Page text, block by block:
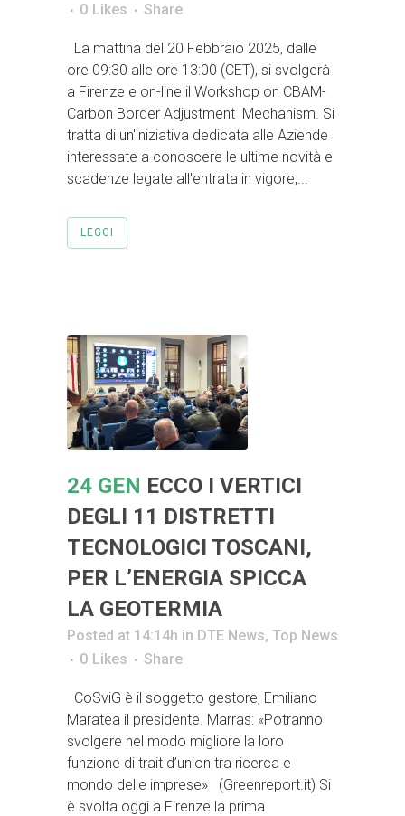
0 Likes Share
La mattina del 20 Febbraio 2025, dalle
ore 09:30 alle ore 13:00 (CET), si svolgerà
a Firenze e on-line il Workshop on CBAM-
Carbon Border Adjustment Mechanism. Si
tratta di un'iniziativa dedicata alle Aziende
interessate a conoscere le ultime novità e
scadenze legate all'entrata in vigore,...
LEGGI
24 GEN ECCO I VERTICI
DEGLI 11 DISTRETTI
TECNOLOGICI TOSCANI,
PER L’ENERGIA SPICCA
LA GEOTERMIA
Posted at 14:14h in DTE News, Top News
0 Likes Share
CoSviG è il soggetto gestore, Emiliano
Maratea il presidente. Marras: «Potranno
svolgere nel modo migliore la loro
funzione di trait d’union tra ricerca e
mondo delle imprese» (Greenreport.it) Si
è svolta oggi a Firenze la prima